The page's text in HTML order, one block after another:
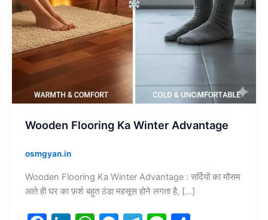
Wooden Flooring Ka Winter Advantage
osmgyan.in
Wooden Flooring Ka Winter Advantage : सर्दियों का मौसम
आते ही घर का फ़र्श बहुत ठंडा महसूस होने लगता है, […]